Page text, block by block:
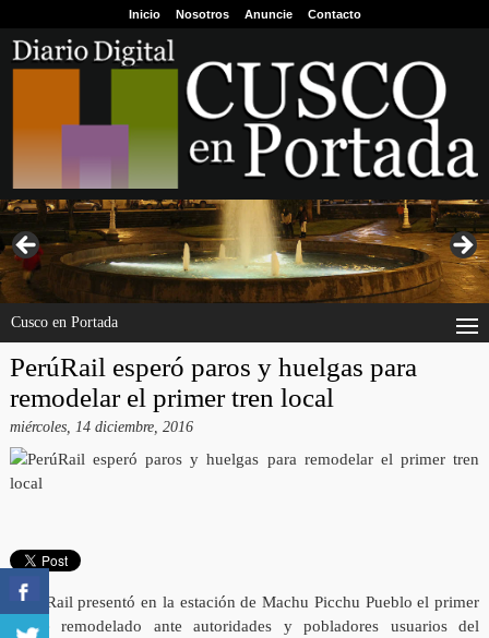
Inicio Nosotros Anuncie Contacto
Cusco en Portada
PerúRail esperó paros y huelgas para
remodelar el primer tren local
miércoles, 14 diciembre, 2016
Peru Rail presentó en la estación de Machu Picchu Pueblo el primer
coche remodelado ante autoridades y pobladores usuarios del